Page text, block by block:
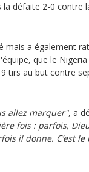
défaite 2-0 contre
mais a également
que le
tirs au but contre
allez marquer", a
fois : parfois,
il donne. C’est le